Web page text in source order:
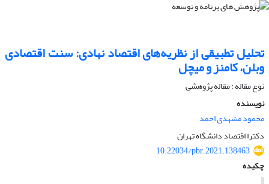
تحلیل تطبیقی از نظریه‌های اقتصاد نهادی: سنت اقتصادی
وبلن، کامنز و میچل
نوع مقاله : مقاله پژوهشی
نویسنده
محمود مشهدی احمد
دکترا اقتصاد دانشگاه تهران
10.22034/pbr.2021.138463
چکیده